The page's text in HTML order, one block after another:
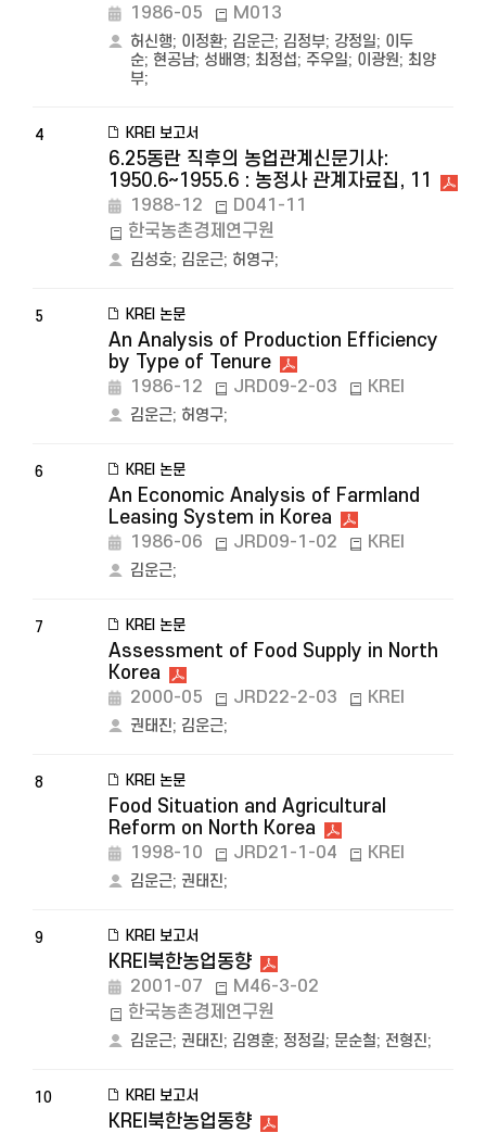
1986-05 M013
허신행; 이정환; 김운근; 김정부; 강정일; 이두
순; 현공남; 성배영; 최정섭; 주우일; 이광원; 최양
부;
4 KREI 보고서
6.25동란 직후의 농업관계신문기사:
1950.6~1955.6 : 농정사 관계자료집, 11
1988-12
D041-11
한국농촌경제연구원
김성호; 김운근; 허영구;
5 KREI 논문
An Analysis of Production Efficiency
by Type of Tenure
1986-12 JRD09-2-03 KREI
김운근; 허영구;
6 KREI 논문
An Economic Analysis of Farmland
Leasing System in Korea
1986-06 JRD09-1-02 KREI
김운근;
7 KREI 논문
Assessment of Food Supply in North
Korea
2000-05 JRD22-2-03 KREI
권태진; 김운근;
8 KREI 논문
Food Situation and Agricultural
Reform on North Korea
1998-10 JRD21-1-04 KREI
김운근; 권태진;
9 KREI 보고서
KREI북한농업동향
2001-07
M46-3-02
한국농촌경제연구원
김운근; 권태진; 김영훈; 정정길; 문순철; 전형진;
10 KREI 보고서
KREI북한농업동향